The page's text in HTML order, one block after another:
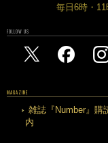
毎日6時・
FOLLOW US
MAGAZINE
雑誌『Number』購
内